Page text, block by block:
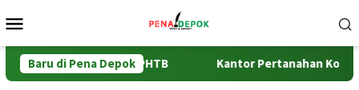
ke
Mobile
Baru di Pena Depok
Percepat Validasi BPHTB Kantor Pertanahan Kota